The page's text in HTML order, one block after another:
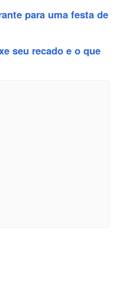
para uma festa de
seu recado e o que